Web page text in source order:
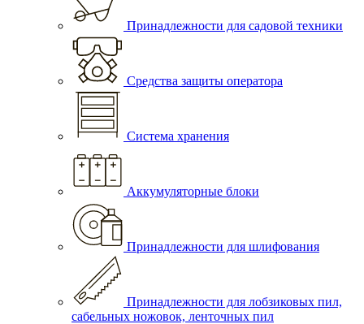
Принадлежности для садовой техники
Средства защиты оператора
Система хранения
Аккумуляторные блоки
Принадлежности для шлифования
Принадлежности для лобзиковых пил,
сабельных ножовок, ленточных пил